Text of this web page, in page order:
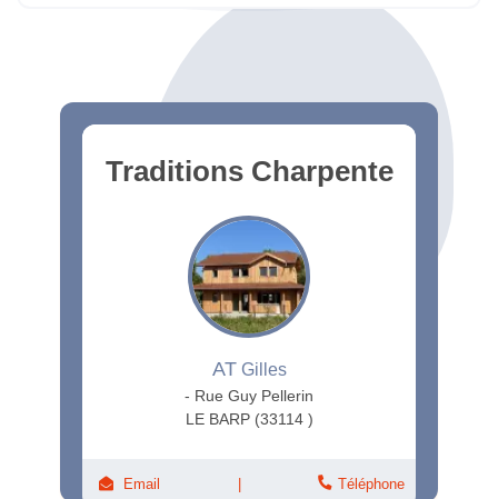
Traditions Charpente
ATGilles
- Rue Guy Pellerin
LE BARP (33114 )
Email Téléphone